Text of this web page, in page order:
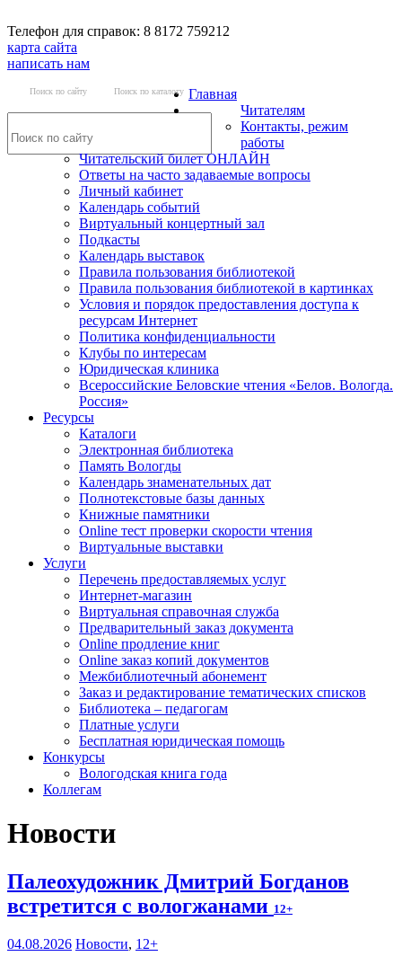
Телефон для справок: 8 8172 759212
карта сайта
написать нам
Поиск по сайту Поиск по каталогу Главная
Читателям
Контакты, режим
работы
Читательский билет ОНЛАЙН
Ответы на часто задаваемые вопросы
Личный кабинет
Календарь событий
Виртуальный концертный зал
Подкасты
Календарь выставок
Правила пользования библиотекой
Правила пользования библиотекой в картинках
Условия и порядок предоставления доступа к
ресурсам Интернет
Политика конфиденциальности
Клубы по интересам
Юридическая клиника
Всероссийские Беловские чтения «Белов. Вологда.
Россия»
Ресурсы
Каталоги
Электронная библиотека
Память Вологды
Календарь знаменательных дат
Полнотекстовые базы данных
Книжные памятники
Online тест проверки скорости чтения
Виртуальные выставки
Услуги
Перечень предоставляемых услуг
Интернет-магазин
Виртуальная справочная служба
Предварительный заказ документа
Online продление книг
Online заказ копий документов
Межбиблиотечный абонемент
Заказ и редактирование тематических списков
Библиотека – педагогам
Платные услуги
Бесплатная юридическая помощь
Конкурсы
Вологодская книга года
Коллегам
Новости
Палеохудожник Дмитрий Богданов
встретится с вологжанами 12+
04.08.2026 Новости, 12+